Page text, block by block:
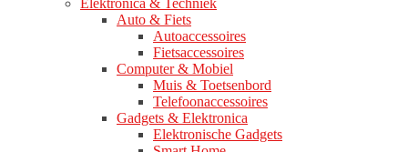
Auto & Fiets
Autoaccessoires
Fietsaccessoires
Computer & Mobiel
Muis & Toetsenbord
Telefoonaccessoires
Gadgets & Elektronica
Elektronische Gadgets